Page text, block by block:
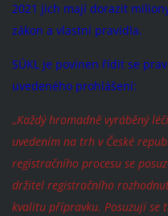
2021 jich mají dorazit
zákon a vlastní pravidla.
SÚKL je povinen řídit se
uvedeného prohlášení:
,,Každý hromadně vyráběný
uvedením na trh v České
registračního procesu se
držitel registračního
kvalitu přípravku. Posuzují se